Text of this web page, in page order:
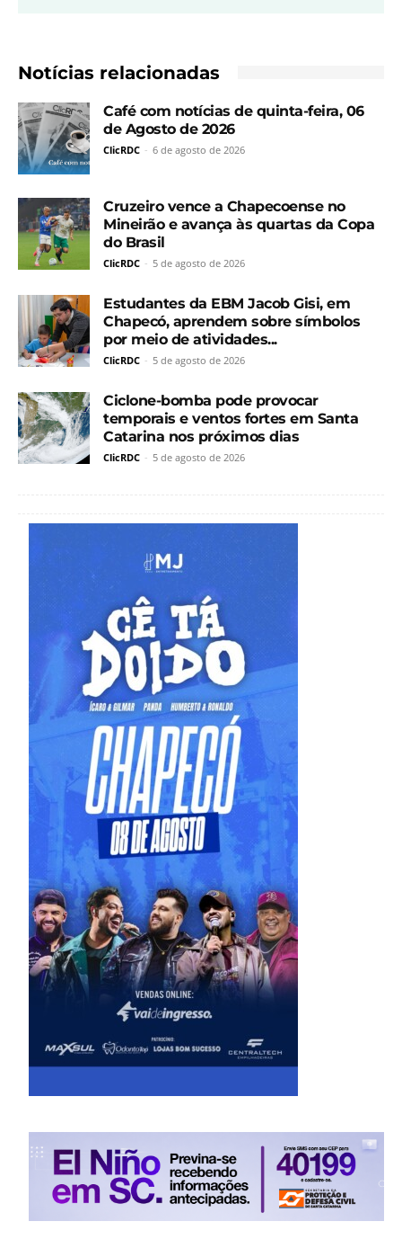
Notícias relacionadas
Café com notícias de quinta-feira, 06
de Agosto de 2026
ClicRDC - 6 de agosto de 2026
Cruzeiro vence a Chapecoense no
Mineirão e avança às quartas da Copa
do Brasil
ClicRDC - 5 de agosto de 2026
Estudantes da EBM Jacob Gisi, em
Chapecó, aprendem sobre símbolos
por meio de atividades...
ClicRDC - 5 de agosto de 2026
Ciclone-bomba pode provocar
temporais e ventos fortes em Santa
Catarina nos próximos dias
ClicRDC - 5 de agosto de 2026